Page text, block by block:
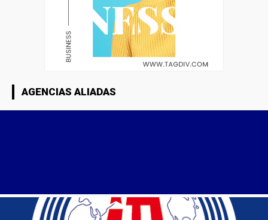
AGENCIAS ALIADAS